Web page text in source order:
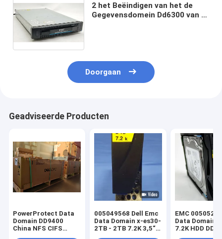
2 het Beëindigen van het de
Gegevensdomein Dd6300 van X
Doorgaan
Geadviseerde Producten
PowerProtect Data
Domain DD9400
China NFS CIFS
005049568 Dell Emc
Data Domain x-es30-
2TB - 2TB 7.2K 3,5“
EMC
Data Domain
7.2K HDD